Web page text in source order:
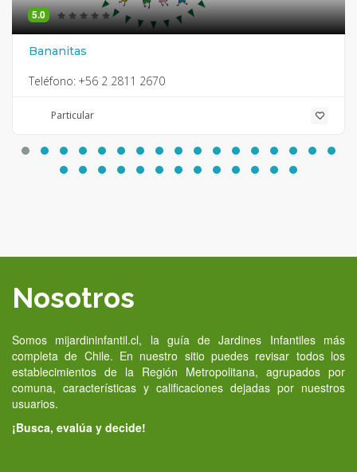
5.0
Bananitas
Teléfono: +56 2 2811 2670
Particular
Nosotros
Somos mijardininfantil.cl, la guía de Jardines Infantiles más
completa de Chile. En nuestro sitio puedes revisar todos los
establecimientos de la Región Metropolitana, agrupados por
comuna, características y calificaciones dejadas por nuestros
usuarios.
¡Busca, evalúa y decide!